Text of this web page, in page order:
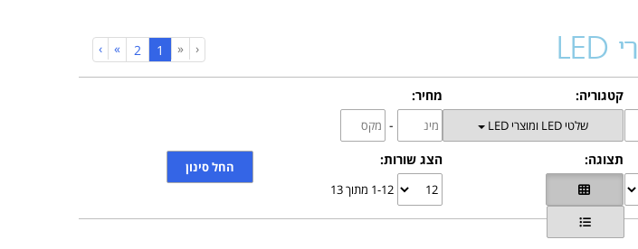
‹
«
1
(current)
2
»
›
קטגוריה:
שלטי LED ומוצרי LED
מחיר:
-
תצוגה: הצג שורות:
1-12 מתוך 13